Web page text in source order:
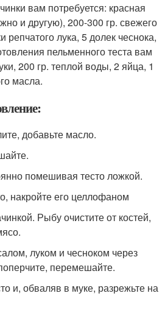
вам потребуется: красная
и другую), 200-300 гр. свежего
репчатого лука, 5 долек чеснока,
пельменного теста вам
200 гр. теплой воды, 2 яйца, 1
масла.
добавьте масло.
помешивая тесто ложкой.
накройте его целлофаном
Рыбу очистите от костей,
луком и чесноком через
перемешайте.
и, обваляв в муке, разрежьте на